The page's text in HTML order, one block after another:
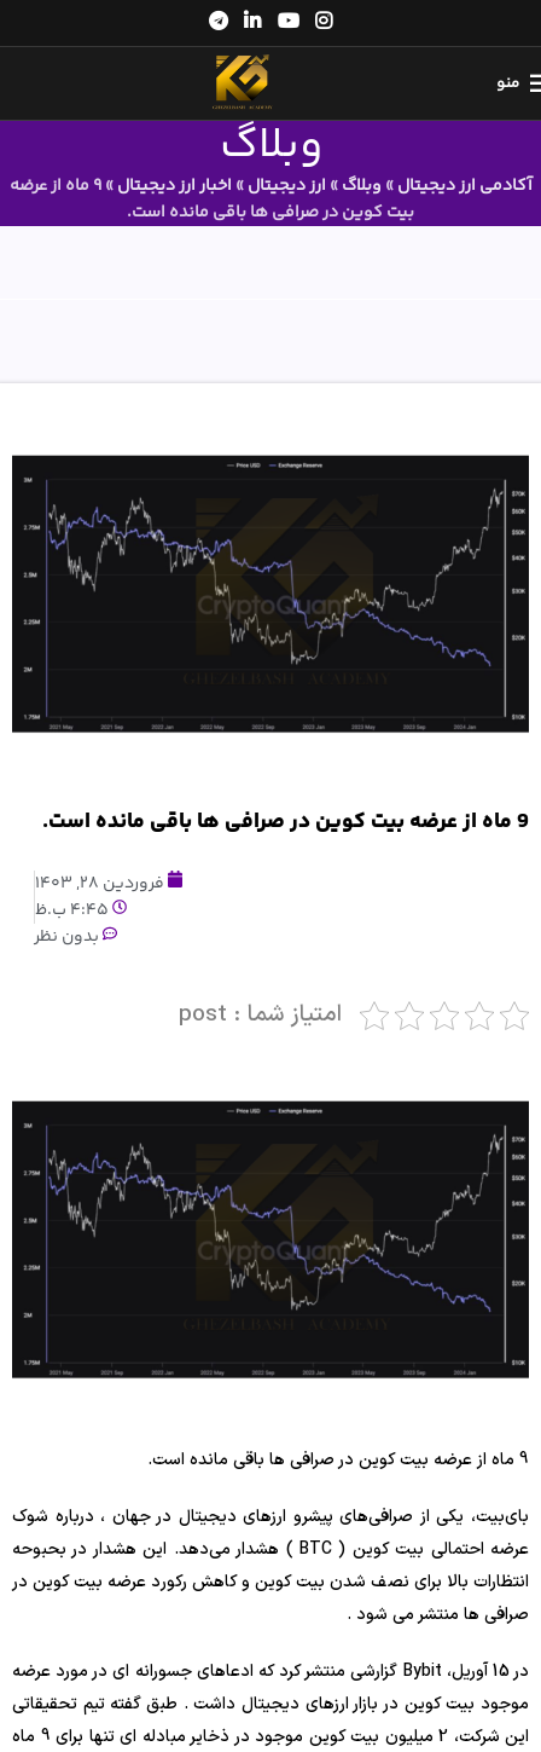
منو
وبلاگ
آکادمی ارز دیجیتال» وبلاگ» ارز دیجیتال» اخبار ارز دیجیتال» 9 ماه از عرضه
بیت کوین در صرافی ها باقی مانده است.
9 ماه از عرضه بیت کوین در صرافی ها باقی مانده است.
فروردین 28, 1403
4:45 ب.ظ
بدون نظر
امتیاز شما : post
9 ماه از عرضه بیت کوین در صرافی ها باقی مانده است.
بای‌بیت، یکی از صرافی‌های پیشرو ارزهای دیجیتال در جهان ، درباره شوک
عرضه احتمالی بیت کوین ( BTC ) هشدار می‌دهد. این هشدار در بحبوحه
انتظارات بالا برای نصف شدن بیت کوین و کاهش رکورد عرضه بیت کوین در
صرافی ها منتشر می شود .
در 15 آوریل، Bybit گزارشی منتشر کرد که ادعاهای جسورانه ای در مورد عرضه
موجود بیت کوین در بازار ارزهای دیجیتال داشت . طبق گفته تیم تحقیقاتی
این شرکت، 2 میلیون بیت کوین موجود در ذخایر مبادله ای تنها برای 9 ماه